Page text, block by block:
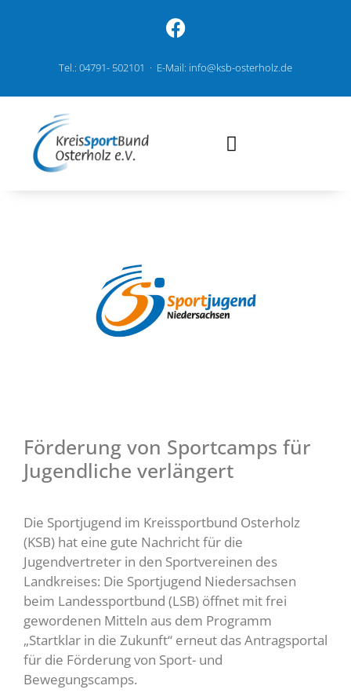
Tel.: 04791- 502101 · E-Mail: info@ksb-osterholz.de
Förderung von Sportcamps für
Jugendliche verlängert
Die Sportjugend im Kreissportbund Osterholz
(KSB) hat eine gute Nachricht für die
Jugendvertreter in den Sportvereinen des
Landkreises: Die Sportjugend Niedersachsen
beim Landessportbund (LSB) öffnet mit frei
gewordenen Mitteln aus dem Programm
„Startklar in die Zukunft“ erneut das Antragsportal
für die Förderung von Sport- und
Bewegungscamps.